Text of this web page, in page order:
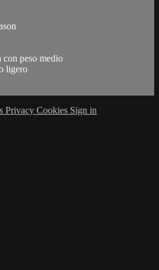
con peso medio
ligero
Privacy Cookies Sign in